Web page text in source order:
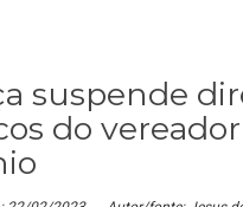
suspende
do